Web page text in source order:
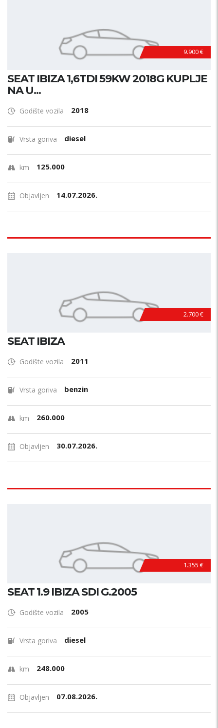
9.900 €
SEAT IBIZA 1,6TDI 59KW 2018G KUPLJE
NA U...
Godište vozila 2018
Vrsta goriva diesel
km 125.000
Objavljen 14.07.2026.
2.700 €
SEAT IBIZA
Godište vozila 2011
Vrsta goriva benzin
km 260.000
Objavljen 30.07.2026.
1.355 €
SEAT 1.9 IBIZA SDI G.2005
Godište vozila 2005
Vrsta goriva diesel
km 248.000
Objavljen 07.08.2026.